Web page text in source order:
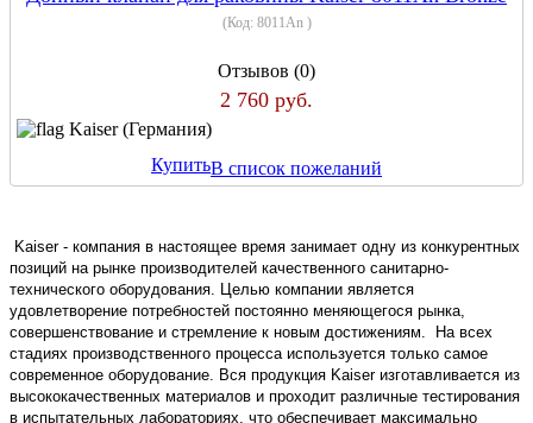
(Код: 8011An )
Отзывов (0)
2 760 руб.
Kaiser (Германия)
КупитьВ список пожеланий
Kaiser - компания в настоящее время занимает одну из конкурентных
позиций на рынке производителей качественного санитарно-
технического оборудования. Целью компании является
удовлетворение потребностей постоянно меняющегося рынка,
совершенствование и стремление к новым достижениям. На всех
стадиях производственного процесса используется только самое
современное оборудование. Вся продукция Kaiser изготавливается из
высококачественных материалов и проходит различные тестирования
в испытательных лабораториях, что обеспечивает максимально